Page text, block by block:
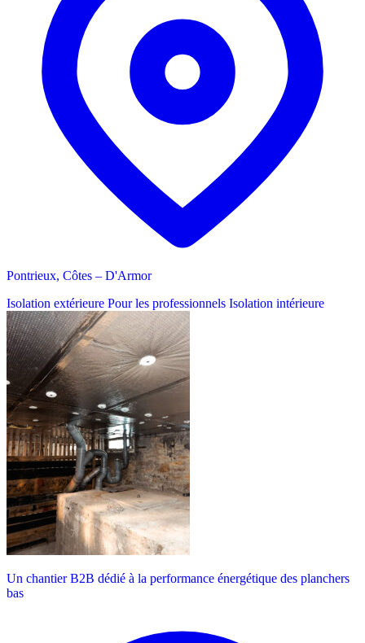
Pontrieux, Côtes – D'Armor
Isolation extérieure Pour les professionnels Isolation intérieure
Un chantier B2B dédié à la performance énergétique des planchers
bas